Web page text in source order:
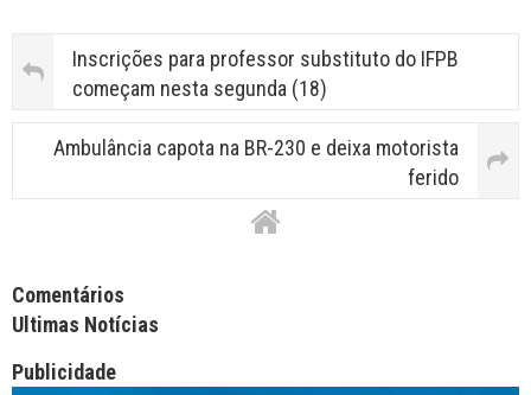
Inscrições para professor substituto do IFPB
começam nesta segunda (18)
Ambulância capota na BR-230 e deixa motorista
ferido
Facebook Comments APPID
Comentários
Ultimas Notícias
Publicidade